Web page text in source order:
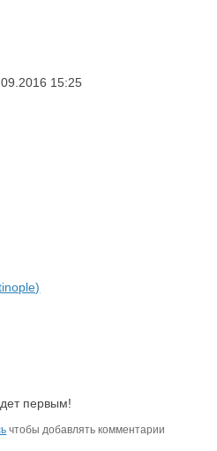
15:25
первым!
чтобы добавлять комментарии